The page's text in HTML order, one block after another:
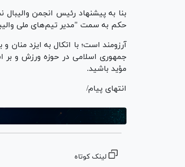
بنا به پیشنهاد رئیس انجمن
حکم به سمت "مدیر تیم‌های ملی
آرزومند است؛ با اتکال به ایزد
جمهوری اسلامی در حوزه ورزش و بر
مؤید باشید.
انتهای پیام/
لینک کوتاه